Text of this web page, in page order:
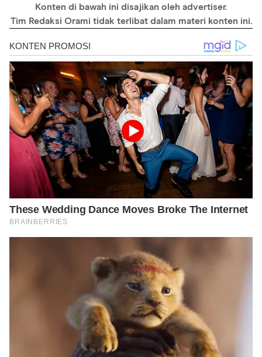
Konten di bawah ini disajikan oleh advertiser.
Tim Redaksi Orami tidak terlibat dalam materi konten ini.